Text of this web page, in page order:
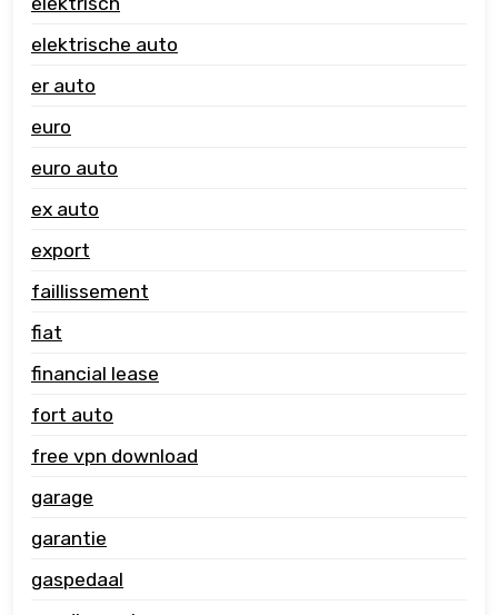
elektrische auto
er auto
euro
euro auto
ex auto
export
faillissement
fiat
financial lease
fort auto
free vpn download
garage
garantie
gaspedaal